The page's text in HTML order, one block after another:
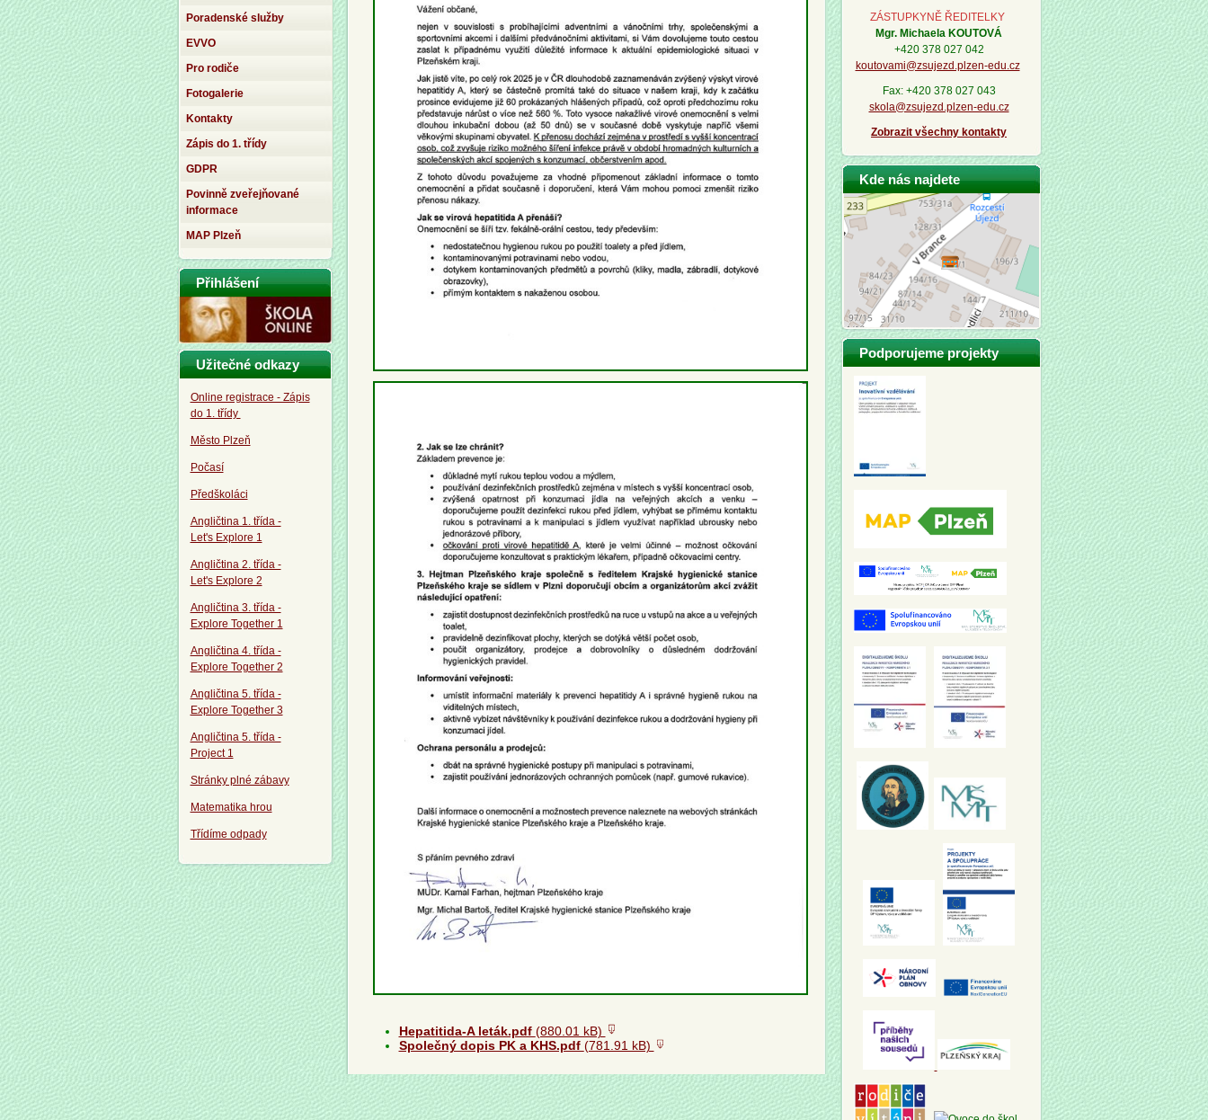
ZÁSTUPKYNĚ ŘEDITELKY
Mgr. Michaela KOUTOVÁ
+420 378 027 042
koutovami@zsujezd.plzen-edu.cz
Fax: +420 378 027 043
skola@zsujezd.plzen-edu.cz
Zobrazit všechny kontakty
Kde nás najdete
Podporujeme projekty
Hepatitida-A leták.pdf (880.01 kB)
Společný dopis PK a KHS.pdf (781.91 kB)
Poradenské služby
EVVO
Pro rodiče
Fotogalerie
Kontakty
Zápis do 1. třídy
GDPR
Povinně zveřejňované
informace
MAP Plzeň
Přihlášení
Užitečné odkazy
Online registrace - Zápis
do 1. třídy
Město Plzeň
Počasí
Předškoláci
Angličtina 1. třída -
Let's Explore 1
Angličtina 2. třída -
Let's Explore 2
Angličtina 3. třída -
Explore Together 1
Angličtina 4. třída -
Explore Together 2
Angličtina 5. třída -
Explore Together 3
Angličtina 5. třída -
Project 1
Stránky plné zábavy
Matematika hrou
Třídíme odpady